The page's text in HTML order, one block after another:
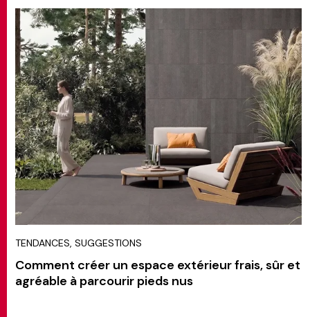
TENDANCES, SUGGESTIONS
Comment créer un espace extérieur frais, sûr et
agréable à parcourir pieds nus